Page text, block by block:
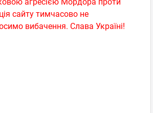
сайту тимчасово не
вибачення. Слава Україні!